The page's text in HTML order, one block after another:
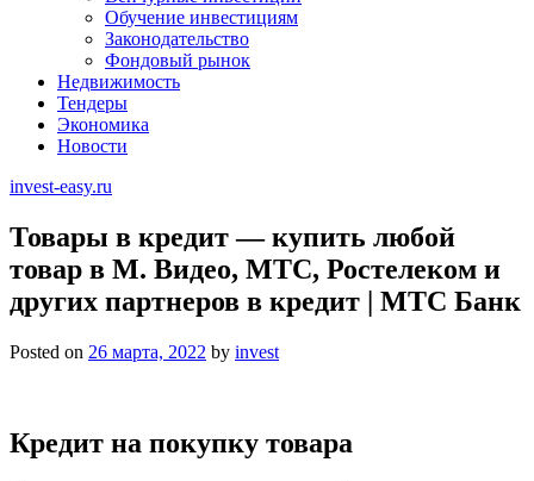
Обучение инвестициям
Законодательство
Фондовый рынок
Недвижимость
Тендеры
Экономика
Новости
invest-easy.ru
Товары в кредит — купить любой
товар в М. Видео, МТС, Ростелеком и
других партнеров в кредит | МТС Банк
Posted on 26 марта, 2022 by invest
Кредит на покупку товара